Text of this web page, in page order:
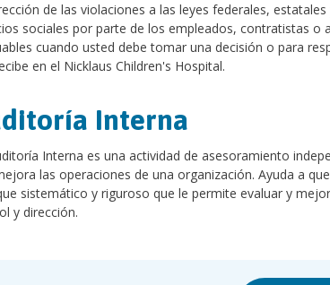
de las violaciones a las leyes federales,
sociales por parte de los empleados, contratistas
cuando usted debe tomar una decisión o para
en el Nicklaus Children's Hospital.
Interna
Interna es una actividad de asesoramiento
las operaciones de una organización. Ayuda a
sistemático y riguroso que le permite evaluar y
y dirección.